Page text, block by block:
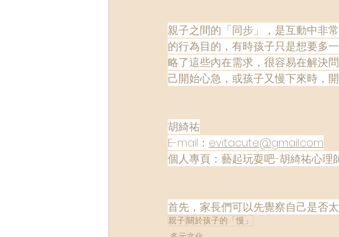
親子之間的「同步」，是互動中非
的行為目的，有時孩子只是想要多
略了這些內在需求，很容易在解決
己開始心急，或孩子又慢下來時，
胡綺祐
E-mail： evitacute@gmail.com
個人專頁：藝起玩耍吧-胡綺祐心理
首先，家長們可以先覺察自己是否太
親子關於孩子的「慢」